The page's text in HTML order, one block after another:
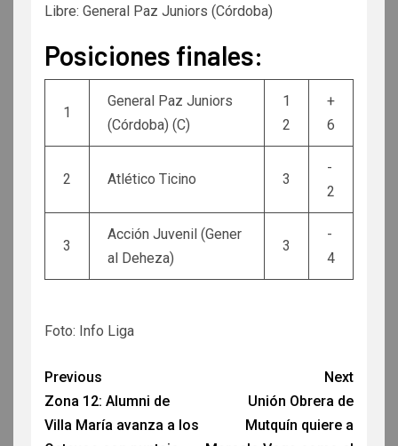
Libre: General Paz Juniors (Córdoba)
Posiciones finales:
1
General Paz Juniors
(Córdoba) (C)
1
2
+
6
2 Atlético Ticino 3
-
2
3
Acción Juvenil (Gener
al Deheza)
3
-
4
Foto: Info Liga
Previous
Zona 12: Alumni de
Villa María avanza a los
Next
Unión Obrera de
Mutquín quiere a